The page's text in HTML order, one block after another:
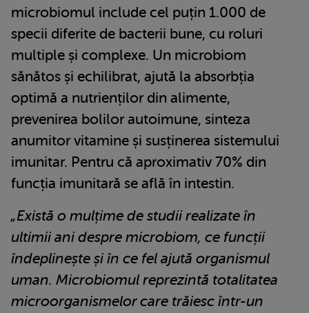
microbiomul include cel puțin 1.000 de
specii diferite de bacterii bune, cu roluri
multiple și complexe. Un microbiom
sănătos și echilibrat, ajută la absorbția
optimă a nutrienților din alimente,
prevenirea bolilor autoimune, sinteza
anumitor vitamine și susținerea sistemului
imunitar. Pentru că aproximativ 70% din
funcția imunitară se află în intestin.
„Există o mulțime de studii realizate în
ultimii ani despre microbiom, ce funcții
îndeplinește și în ce fel ajută organismul
uman. Microbiomul reprezintă totalitatea
microorganismelor care trăiesc într-un